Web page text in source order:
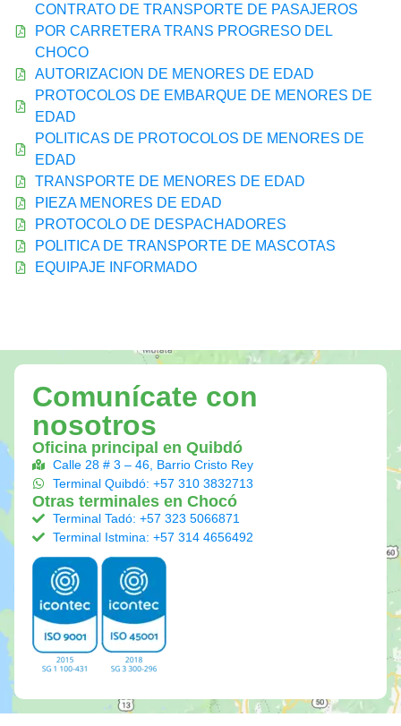
CONTRATO DE TRANSPORTE DE PASAJEROS
POR CARRETERA TRANS PROGRESO DEL
CHOCO
AUTORIZACION DE MENORES DE EDAD
PROTOCOLOS DE EMBARQUE DE MENORES DE
EDAD
POLITICAS DE PROTOCOLOS DE MENORES DE
EDAD
TRANSPORTE DE MENORES DE EDAD
PIEZA MENORES DE EDAD
PROTOCOLO DE DESPACHADORES
POLITICA DE TRANSPORTE DE MASCOTAS
EQUIPAJE INFORMADO
Comunícate con
nosotros
Oficina principal en Quibdó
Calle 28 # 3 – 46, Barrio Cristo Rey
Terminal Quibdó: +57 310 3832713
Otras terminales en Chocó
Terminal Tadó: +57 323 5066871
Terminal Istmina: +57 314 4656492